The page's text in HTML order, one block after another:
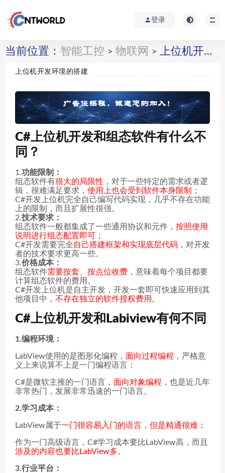
登录
当前位置： 智能工控 > 物联网 > 上位机开发环境的搭建
上位机开发环境的搭建
C#上位机开发和组态软件有什么不
同？
1.功能限制：
组态软件有很大的局限性 ，对于一些特定的需求或者逻
辑，很难满足要求， 使用上也会受到软件本身限制
；
C#开发上位机完全自己编写代码实现，几乎不存在功能
上的限制，而且扩展性很强。
2.技术要求：
组态软件一般都集成了一些通用协议和元件， 按照使用
说明进行组态配置即可
；
C#开发需要完全自己搭建框架和实现底层代码 ，对开发
者的技术要求更高一些。
3.价格成本：
组态软件需要按套、按点位收费 ，意味着每个项目都要
计算组态软件的费用。
C#开发上位机是自主开发，开发一套即可快速应用到其
他项目中， 不存在独立的软件授权费用 。
C#上位机开发和Labiview有何不同
1.编程环境：
LabView使用的是图形化编程， 面向过程编程 ，严格意
义上来说算不上是一门编程语言：
C#是微软主推的一门语言， 面向对象编程 ，也是近几年
非常热门，发展非常迅速的一门语言。
2.学习成本：
LabView属于一门很容易入门的语言，但是精通很难 ；
作为一门高级语言，C#学习成本要比LabView高，而且
涉及的内容也要比LabView多。
3.行业平台：